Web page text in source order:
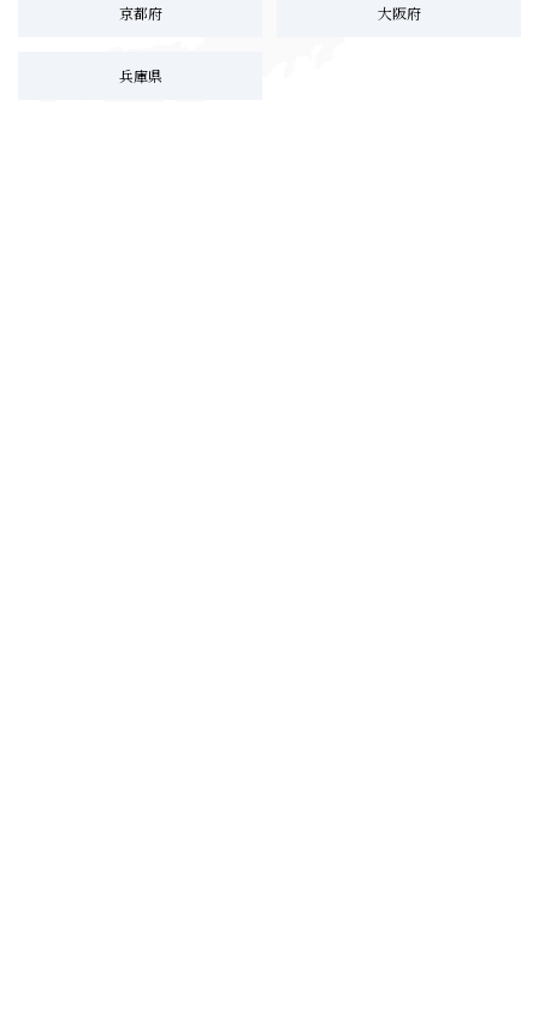
京都府 大阪府
兵庫県